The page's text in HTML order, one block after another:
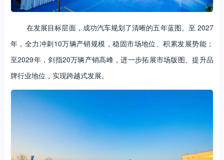
在发展目标层面，成功汽车规划了清晰的五年蓝图。至 2027
年，全力冲刺10万辆产销规模，稳固市场地位、积累发展势能；
至2029年，剑指20万辆产销高峰，进一步拓展市场版图、提升品
牌行业地位，实现跨越式发展。